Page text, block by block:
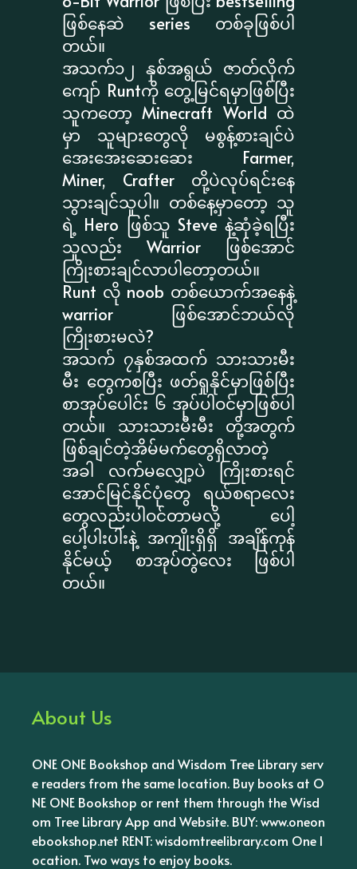
ဖြစ်နေဆဲ series တစ်ခုဖြစ်ပါ
တယ်။
အသက်၁၂ နှစ်အရွယ် ဇာတ်လိုက်
ကျော် Runtကို တွေ့မြင်ရမှာဖြစ်ပြီး
သူကတော့ Minecraft World ထဲ
မှာ သူများတွေလို မစွန့်စားချင်ပဲ
အေးအေးဆေးဆေး Farmer,
Miner, Crafter တို့ပဲလုပ်ရင်းနေ
သွားချင်သူပါ။ တစ်နေ့မှာတော့ သူ
ရဲ့ Hero ဖြစ်သူ Steve နဲ့ဆုံခဲ့ရပြီး
သူလည်း Warrior ဖြစ်အောင်
ကြိုးစားချင်လာပါတော့တယ်။
Runt လို noob တစ်ယောက်အနေနဲ့
warrior ဖြစ်အောင်ဘယ်လို
ကြိုးစားမလဲ?
အသက် ၇နှစ်အထက် သားသားမီး
မီး တွေကစပြီး ဖတ်ရှုနိုင်မှာဖြစ်ပြီး
စာအုပ်ပေါင်း ၆ အုပ်ပါဝင်မှာဖြစ်ပါ
တယ်။ သားသားမီးမီး တို့အတွက်
ဖြစ်ချင်တဲ့အိမ်မက်တွေရှိလာတဲ့
အခါ လက်မလျှော့ပဲ ကြိုးစားရင်
အောင်မြင်နိုင်ပုံတွေ ရယ်စရာလေး
တွေလည်းပါဝင်တာမလို့ ပေါ့
ပေါ့ပါးပါးနဲ့ အကျိုးရှိရှိ အချိန်ကုန်
နိုင်မယ့် စာအုပ်တွဲလေး ဖြစ်ပါ
တယ်။
About Us
ONE ONE Bookshop and Wisdom Tree Library serv
e readers from the same location. Buy books at O
NE ONE Bookshop or rent them through the Wisd
om Tree Library App and Website. BUY: www.oneon
ebookshop.net RENT: wisdomtreelibrary.com One l
ocation. Two ways to enjoy books.